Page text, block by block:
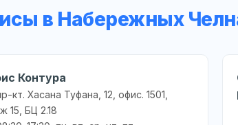
в Набережных
Контура
кт. Хасана Туфана, 12, офис. 1501,
15, БЦ 2.18